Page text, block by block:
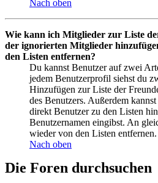
Nach oben
Wie kann ich Mitglieder zur Liste
der ignorierten Mitglieder
den Listen entfernen?
Du kannst Benutzer auf zwei
jedem Benutzerprofil siehst du
Hinzufügen zur Liste der
des Benutzers. Außerdem
direkt Benutzer zu den Listen
Benutzernamen eingibst. An
wieder von den Listen entfernen.
Nach oben
Die Foren durchsuchen